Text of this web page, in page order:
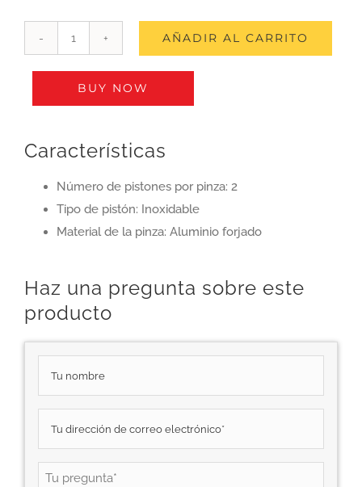
de
pinzas
de
freno
Wilwood
PS-
AÑADIR AL CARRITO
BUY NOW
Características
Número de pistones por pinza: 2
Tipo de pistón: Inoxidable
Material de la pinza: Aluminio forjado
Haz una pregunta sobre este
producto